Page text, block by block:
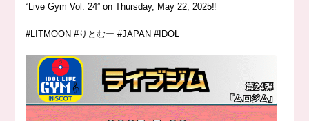
“Live Gym Vol. 24” on Thursday, May 22, 2025‼️
#LITMOON #りとむー #JAPAN #IDOL